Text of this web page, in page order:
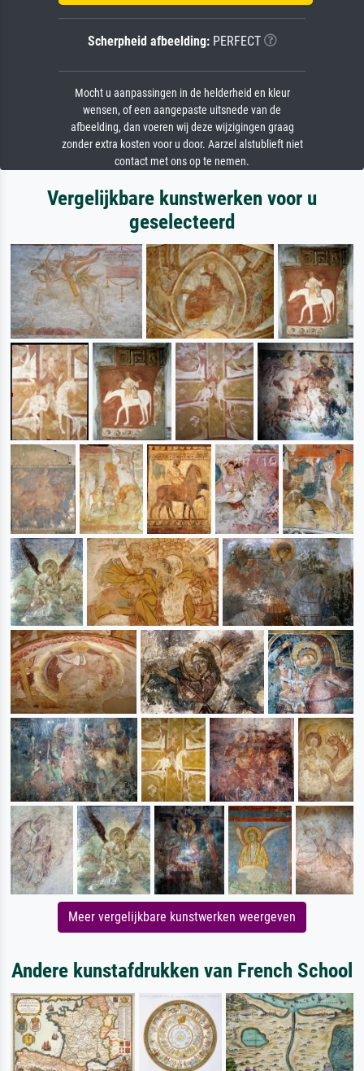
Scherpheid afbeelding:PERFECT
Mocht u aanpassingen in de helderheid en kleur
wensen, of een aangepaste uitsnede van de
afbeelding, dan voeren wij deze wijzigingen graag
zonder extra kosten voor u door. Aarzel alstublieft niet
contact met ons op te nemen.
Vergelijkbare kunstwerken voor u
geselecteerd
Meer vergelijkbare kunstwerken weergeven
Andere kunstafdrukken van French School